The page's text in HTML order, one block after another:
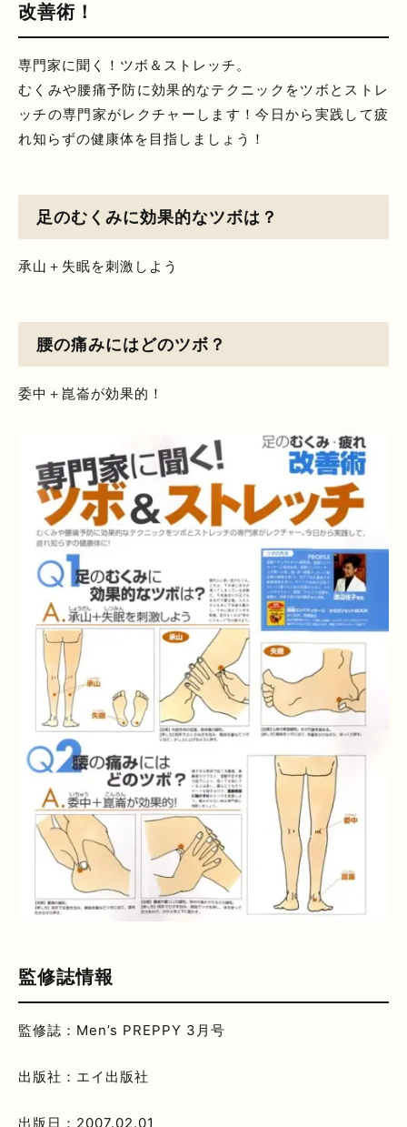
改善術！
専門家に聞く！ツボ＆ストレッチ。
むくみや腰痛予防に効果的なテクニックをツボとストレ
ッチの専門家がレクチャーします！今日から実践して疲
れ知らずの健康体を目指しましょう！
足のむくみに効果的なツボは？
承山＋失眠を刺激しよう
腰の痛みにはどのツボ？
委中＋崑崙が効果的！
監修誌情報
監修誌：Men’s PREPPY 3月号
出版社：エイ出版社
出版日：2007.02.01